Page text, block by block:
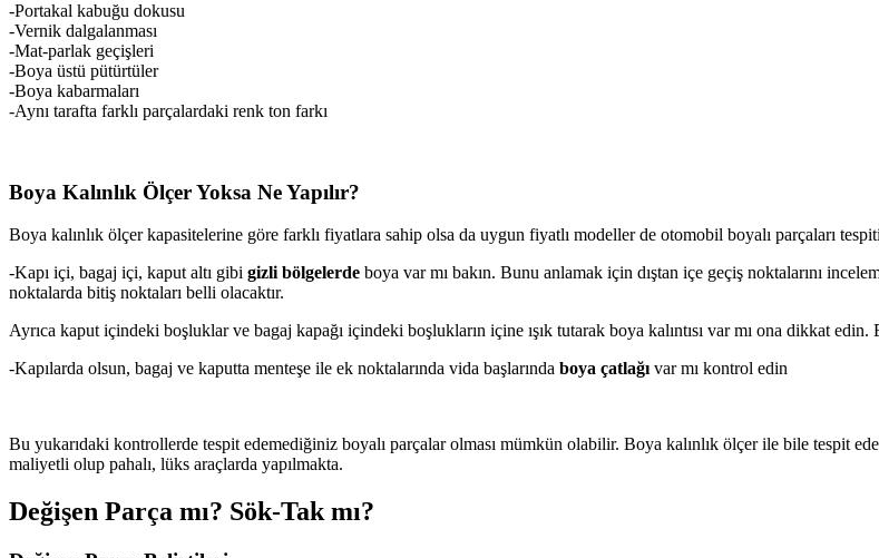
-Portakal kabuğu dokusu
-Vernik dalgalanması
-Mat-parlak geçişleri
-Boya üstü pütürtüler
-Boya kabarmaları
-Aynı tarafta farklı parçalardaki renk ton farkı
Boya Kalınlık Ölçer Yoksa Ne Yapılır?
Boya kalınlık ölçer kapasitelerine göre farklı fiyatlara sahip olsa da uygun fiyatlı modeller de otomobil boyalı parçaları
-Kapı içi, bagaj içi, kaput altı gibi gizli bölgelerde boya var mı bakın. Bunu anlamak için dıştan içe geçiş noktalarını
noktalarda bitiş noktaları belli olacaktır.
Ayrıca kaput içindeki boşluklar ve bagaj kapağı içindeki boşlukların içine ışık tutarak boya kalıntısı var mı ona dikkat
-Kapılarda olsun, bagaj ve kaputta menteşe ile ek noktalarında vida başlarında boya çatlağıvar mı kontrol edin
Bu yukarıdaki kontrollerde tespit edemediğiniz boyalı parçalar olması mümkün olabilir. Boya kalınlık ölçer ile bile tespit
maliyetli olup pahalı, lüks araçlarda yapılmakta.
Değişen Parça mı? Sök-Tak mı?